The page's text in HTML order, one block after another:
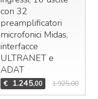
con 32
preamplificatori
microfonici Midas,
interfacce
ULTRANETe
ADAT
€ 1.245,00 1.925,00